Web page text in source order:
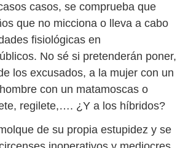
casos, se comprueba que
que no micciona o lleva a cabo
fisiológicas en
No sé si pretenderán poner,
los excusados, a la mujer con un
con un matamoscas o
regilete,…. ¿Y a los híbridos?
de su propia estupidez y se